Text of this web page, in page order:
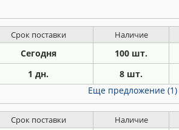
Срок поставки Наличие
Сегодня 100 шт.
1 дн. 8 шт.
Еще предложение (1)
Срок поставки Наличие